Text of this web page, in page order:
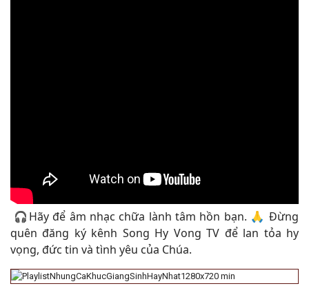
🎧Hãy để âm nhạc chữa lành tâm hồn bạn. 🙏 Đừng
quên đăng ký kênh Song Hy Vong TV để lan tỏa hy
vọng, đức tin và tình yêu của Chúa.